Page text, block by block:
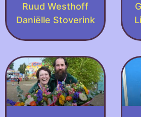
Ruud Westhoff
Daniëlle Stoverink